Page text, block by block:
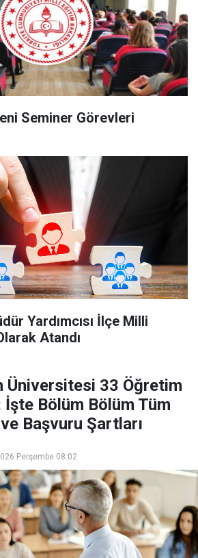
Seminer Görevleri
Yardımcısı İlçe Milli
Atandı
Üniversitesi 33 Öğretim
İşte Bölüm Bölüm Tüm
Başvuru Şartları
Perşembe 08:02